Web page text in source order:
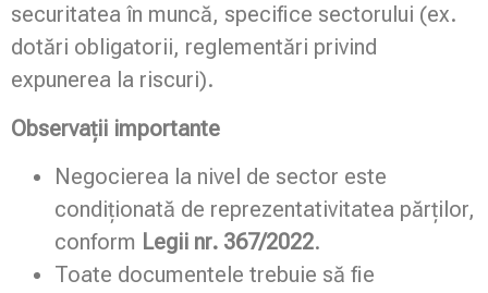
securitatea în muncă, specifice sectorului (ex.
dotări obligatorii, reglementări privind
expunerea la riscuri).
Observații importante
Negocierea la nivel de sector este
condiționată de reprezentativitatea părților,
conform Legii nr. 367/2022.
Toate documentele trebuie să fie